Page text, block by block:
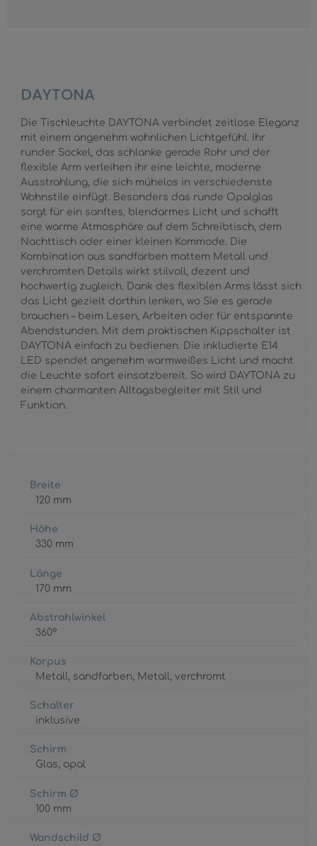
DAYTONA
Die Tischleuchte DAYTONA verbindet zeitlose Eleganz
mit einem angenehm wohnlichen Lichtgefühl. Ihr
runder Sockel, das schlanke gerade Rohr und der
flexible Arm verleihen ihr eine leichte, moderne
Ausstrahlung, die sich mühelos in verschiedenste
Wohnstile einfügt. Besonders das runde Opalglas
sorgt für ein sanftes, blendarmes Licht und schafft
eine warme Atmosphäre auf dem Schreibtisch, dem
Nachttisch oder einer kleinen Kommode. Die
Kombination aus sandfarben mattem Metall und
verchromten Details wirkt stilvoll, dezent und
hochwertig zugleich. Dank des flexiblen Arms lässt sich
das Licht gezielt dorthin lenken, wo Sie es gerade
brauchen – beim Lesen, Arbeiten oder für entspannte
Abendstunden. Mit dem praktischen Kippschalter ist
DAYTONA einfach zu bedienen. Die inkludierte E14
LED spendet angenehm warmweißes Licht und macht
die Leuchte sofort einsatzbereit. So wird DAYTONA zu
einem charmanten Alltagsbegleiter mit Stil und
Funktion.
Breite
120 mm
Höhe
330 mm
Länge
170 mm
Abstrahlwinkel
360°
Korpus
Metall, sandfarben, Metall, verchromt
Schalter
inklusive
Schirm
Glas, opal
Schirm Ø
100 mm
Wandschild Ø